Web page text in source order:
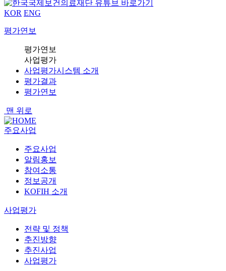
KOR ENG
평가연보
평가연보
사업평가
사업평가시스템 소개
평가결과
평가연보
맨 위로
주요사업
주요사업
알림홍보
참여소통
정보공개
KOFIH 소개
사업평가
전략 및 정책
추진방향
추진사업
사업평가